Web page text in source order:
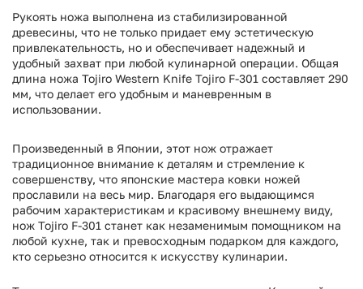
Рукоять ножа выполнена из стабилизированной
древесины, что не только придает ему эстетическую
привлекательность, но и обеспечивает надежный и
удобный захват при любой кулинарной операции. Общая
длина ножа Tojiro Western Knife Tojiro F-301 составляет 290
мм, что делает его удобным и маневренным в
использовании.
Произведенный в Японии, этот нож отражает
традиционное внимание к деталям и стремление к
совершенству, что японские мастера ковки ножей
прославили на весь мир. Благодаря его выдающимся
рабочим характеристикам и красивому внешнему виду,
нож Tojiro F-301 станет как незаменимым помощником на
любой кухне, так и превосходным подарком для каждого,
кто серьезно относится к искусству кулинарии.